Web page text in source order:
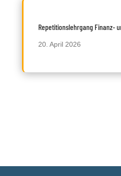
Repetitionslehrgang Finanz-
20. April 2026